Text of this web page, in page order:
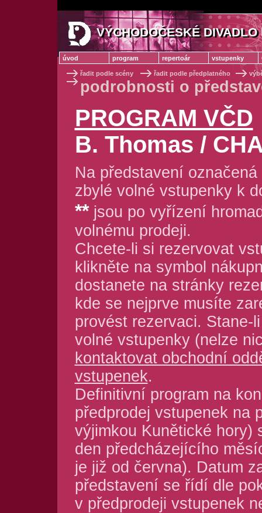
VÝCHODOČESKÉ
VÝCHODOČESKÉ DIVADLO
úvod program repertoár vstupenky
řadit podle scény řadit podle předplatného
podrobnosti o
PROGRAM VČD
B. Thomas /
Na představení
zbylé volné vstupenky k
**jsou po vyřízení
volnému prodeji.
Chcete-li si rezervovat
klikněte na symbol
dostanete na stránky
kde se nejprve musíte
provést rezervaci. Stane-
volné vstupenky (nelze
kontaktovat obchodní
vstupenek.
Definitivní program na
předprodej vstupenek na
výjimkou Kunětické hory)
den předcházejícího
je již od června). Datum
představení se řídí dle
v předprodeji vstupenek